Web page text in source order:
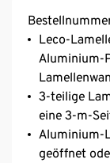
Leco-
Aluminium-
3-teilige
eine 3-m-
Aluminium-
geöffnet